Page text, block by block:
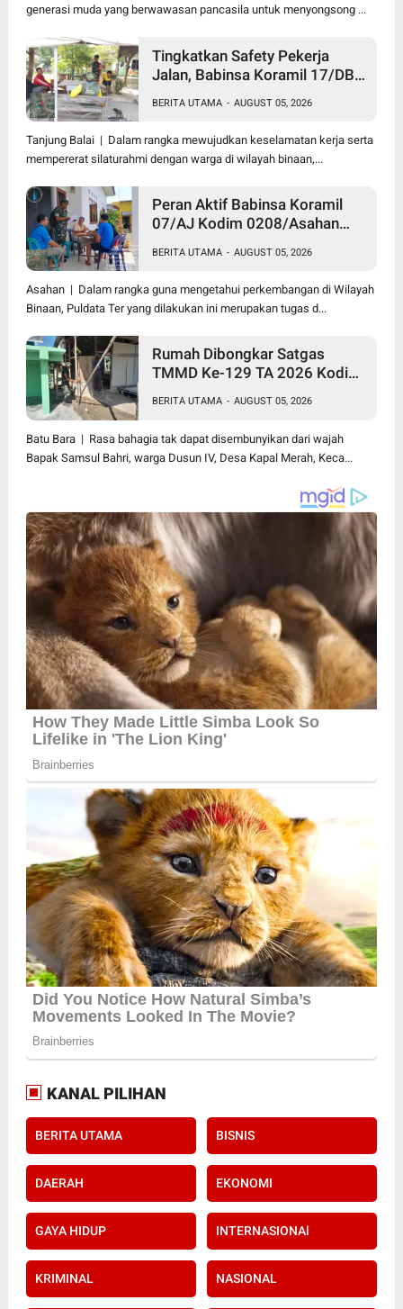
generasi muda yang berwawasan pancasila untuk menyongsong ...
Tingkatkan Safety Pekerja
Jalan, Babinsa Koramil 17/DB
Komsos Bersama Tim
Pemotong Rumput Dinas PU
BERITA UTAMA - AUGUST 05, 2026
Tanjung Balai | Dalam rangka mewujudkan keselamatan kerja serta
mempererat silaturahmi dengan warga di wilayah binaan,...
Peran Aktif Babinsa Koramil
07/AJ Kodim 0208/Asahan
Kantor Desa Air Joman
BERITA UTAMA - AUGUST 05, 2026
Asahan | Dalam rangka guna mengetahui perkembangan di Wilayah
Binaan, Puldata Ter yang dilakukan ini merupakan tugas d...
Rumah Dibongkar Satgas
TMMD Ke-129 TA 2026 Kodim
Bahri Bahagia Impiannya Miliki
Rumah Layak Huni Segera
Terwujud
BERITA UTAMA - AUGUST 05, 2026
Batu Bara | Rasa bahagia tak dapat disembunyikan dari wajah
Bapak Samsul Bahri, warga Dusun IV, Desa Kapal Merah, Keca...
KANAL PILIHAN
BERITA UTAMA BISNIS
DAERAH EKONOMI
GAYA HIDUP INTERNASIONAl
KRIMINAL NASIONAL